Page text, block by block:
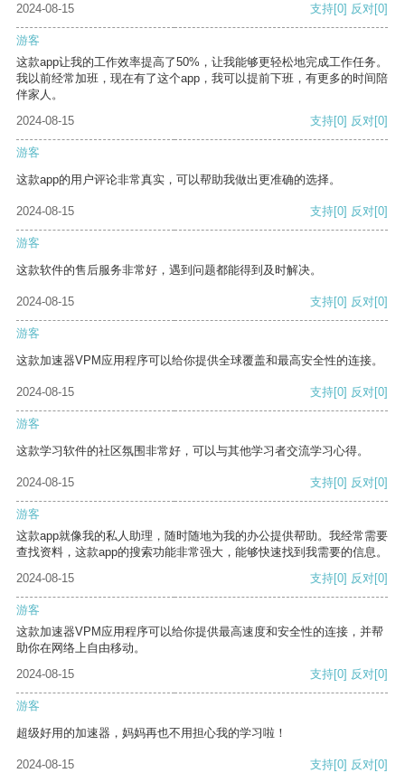
2024-08-15 支持[0] 反对[0]
游客
这款app让我的工作效率提高了50%，让我能够更轻松地完成工作任务。
我以前经常加班，现在有了这个app，我可以提前下班，有更多的时间陪
伴家人。
2024-08-15
支持[0] 反对[0]
游客
这款app的用户评论非常真实，可以帮助我做出更准确的选择。
2024-08-15 支持[0] 反对[0]
游客
这款软件的售后服务非常好，遇到问题都能得到及时解决。
2024-08-15 支持[0] 反对[0]
游客
这款加速器VPM应用程序可以给你提供全球覆盖和最高安全性的连接。
2024-08-15 支持[0] 反对[0]
游客
这款学习软件的社区氛围非常好，可以与其他学习者交流学习心得。
2024-08-15 支持[0] 反对[0]
游客
这款app就像我的私人助理，随时随地为我的办公提供帮助。我经常需要
查找资料，这款app的搜索功能非常强大，能够快速找到我需要的信息。
2024-08-15
支持[0] 反对[0]
游客
这款加速器VPM应用程序可以给你提供最高速度和安全性的连接，并帮
助你在网络上自由移动。
2024-08-15
支持[0] 反对[0]
游客
超级好用的加速器，妈妈再也不用担心我的学习啦！
2024-08-15 支持[0] 反对[0]